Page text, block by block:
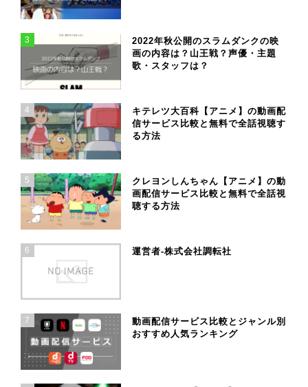
3
2022年秋公開のスラムダンクの映
画の内容は？山王戦？声優・主題
歌・スタッフは？
4
キテレツ大百科【アニメ】の動画配
信サービス比較と無料で全話視聴す
る方法
5
クレヨンしんちゃん【アニメ】の動
画配信サービス比較と無料で全話視
聴する方法
6 運営者-株式会社調転社
7
動画配信サービス比較とジャンル別
おすすめ人気ランキング